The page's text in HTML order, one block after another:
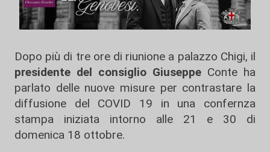
Dopo più di tre ore di riunione a palazzo Chigi, il
presidente del consiglio Giuseppe Conte ha
parlato delle nuove misure per contrastare la
diffusione del COVID 19 in una confernza
stampa iniziata intorno alle 21 e 30 di
domenica 18 ottobre.